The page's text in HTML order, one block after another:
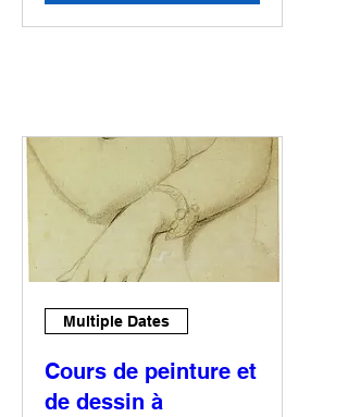
Multiple Dates
Cours de peinture et
de dessin à